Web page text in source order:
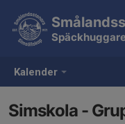
Kalender
Simskola -